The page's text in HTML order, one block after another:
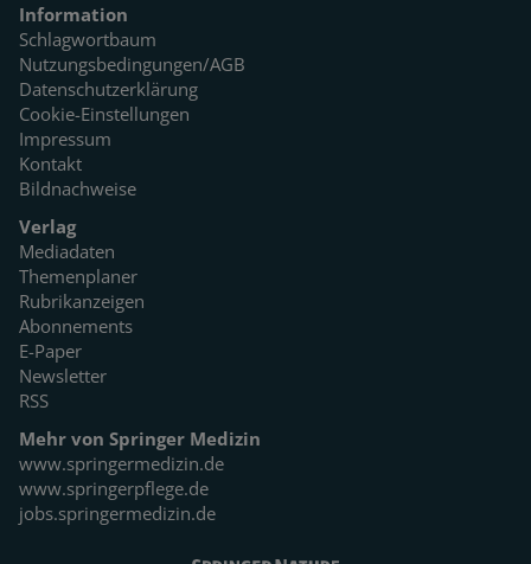
Information
Schlagwortbaum
Nutzungsbedingungen/AGB
Datenschutzerklärung
Cookie-Einstellungen
Impressum
Kontakt
Bildnachweise
Verlag
Mediadaten
Themenplaner
Rubrikanzeigen
Abonnements
E-Paper
Newsletter
RSS
Mehr von Springer Medizin
www.springermedizin.de
www.springerpflege.de
jobs.springermedizin.de